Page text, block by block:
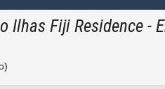
Ilhas Fiji Residence -